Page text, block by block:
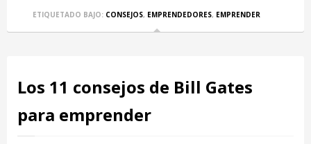
ETIQUETADO BAJO: CONSEJOS, EMPRENDEDORES, EMPRENDER
Los 11 consejos de Bill Gates
para emprender